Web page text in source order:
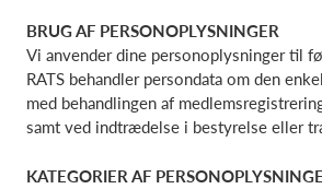
BRUG AF PERSONOPLYSNINGER
Vi anvender dine personoplysninger til
RATS behandler persondata om den
med behandlingen af
samt ved indtrædelse i bestyrelse eller
KATEGORIER AF